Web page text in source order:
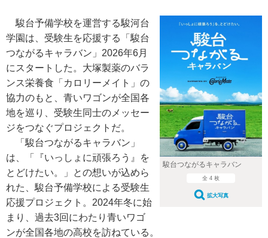
駿台つながるキャラバン
全 4 枚
拡大写真
駿台予備学校を運営する駿河台
学園は、受験生を応援する「駿台
つながるキャラバン」2026年6月
にスタートした。大塚製薬のバラ
ンス栄養食「カロリーメイト」の
協力のもと、青いワゴンが全国各
地を巡り、受験生同士のメッセー
ジをつなぐプロジェクトだ。
「駿台つながるキャラバン」
は、「『いっしょに頑張ろう』を
とどけたい。」との想いが込めら
れた、駿台予備学校による受験生
応援プロジェクト。2024年冬に始
まり、過去3回にわたり青いワゴ
ンが全国各地の高校を訪ねている。